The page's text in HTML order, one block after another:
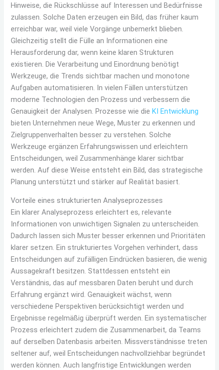
Hinweise, die Rückschlüsse auf Interessen und Bedürfnisse
zulassen. Solche Daten erzeugen ein Bild, das früher kaum
erreichbar war, weil viele Vorgänge unbemerkt blieben.
Gleichzeitig stellt die Fülle an Informationen eine
Herausforderung dar, wenn keine klaren Strukturen
existieren. Die Verarbeitung und Einordnung benötigt
Werkzeuge, die Trends sichtbar machen und monotone
Aufgaben automatisieren. In vielen Fällen unterstützen
moderne Technologien den Prozess und verbessern die
Genauigkeit der Analysen. Prozesse wie dieKI Entwicklung
bieten Unternehmen neue Wege, Muster zu erkennen und
Zielgruppenverhalten besser zu verstehen. Solche
Werkzeuge ergänzen Erfahrungswissen und erleichtern
Entscheidungen, weil Zusammenhänge klarer sichtbar
werden. Auf diese Weise entsteht ein Bild, das strategische
Planung unterstützt und stärker auf Realität basiert.
Vorteile eines strukturierten Analyseprozesses
Ein klarer Analyseprozess erleichtert es, relevante
Informationen von unwichtigen Signalen zu unterscheiden.
Dadurch lassen sich Muster besser erkennen und Prioritäten
klarer setzen. Ein strukturiertes Vorgehen verhindert, dass
Entscheidungen auf zufälligen Eindrücken basieren, die wenig
Aussagekraft besitzen. Stattdessen entsteht ein
Verständnis, das auf messbaren Daten beruht und durch
Erfahrung ergänzt wird. Genauigkeit wächst, wenn
verschiedene Perspektiven berücksichtigt werden und
Ergebnisse regelmäßig überprüft werden. Ein systematischer
Prozess erleichtert zudem die Zusammenarbeit, da Teams
auf derselben Datenbasis arbeiten. Missverständnisse treten
seltener auf, weil Entscheidungen nachvollziehbar begründet
werden können. Auch langfristige Entwicklungen werden